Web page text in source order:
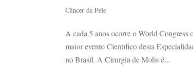
Câncer da Pele
A cada 5 anos ocorre o World
maior evento Científico desta
no Brasil. A Cirurgia de Mohs é...